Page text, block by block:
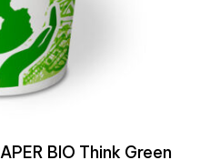
BIO Think Green